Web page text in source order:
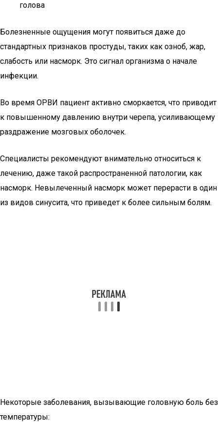
голова
Болезненные ощущения могут появиться даже до
стандартных признаков простуды, таких как озноб, жар,
слабость или насморк. Это сигнал организма о начале
инфекции.
Во время ОРВИ пациент активно сморкается, что приводит
к повышенному давлению внутри черепа, усиливающему
раздражение мозговых оболочек.
Специалисты рекомендуют внимательно относиться к
лечению, даже такой распространенной патологии, как
насморк. Невылеченный насморк может перерасти в один
из видов синусита, что приведет к более сильным болям.
Некоторые заболевания, вызывающие головную боль без
температуры: